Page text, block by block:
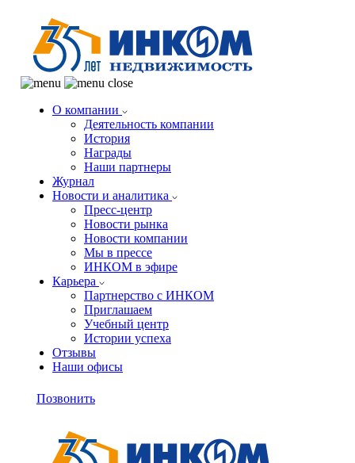
О компании
Деятельность компании
История
Награды
Наши партнеры
Журнал
Новости и аналитика
Пресс-центр
Новости рынка
Новости компании
Мы в прессе
ИНКОМ в эфире
Карьера
Партнерство с ИНКОМ
Приглашаем
Учебный центр
Истории успеха
Отзывы
Наши офисы
Позвонить